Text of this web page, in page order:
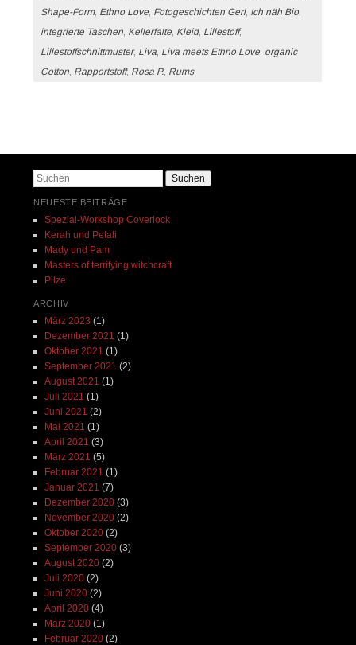
Shape-Form, Ethno Love, Fotogeschichten Gerl, Ich näh Bio,
integrierte Taschen, Kellerfalte, Kleid, Lillestoff,
Lillestoffschnittmuster, Liva, Liva meets Ethno Love, organic
Cotton, Rapportstoff, Rosa P., Rums
Suchen
NEUESTE BEITRÄGE
Spezial-Workshop Coverlock
Kerah und Petali
Mady und Pam
Masters of terrifying witchcraft
Pilze
ARCHIV
März 2023 (1)
Dezember 2021 (1)
Oktober 2021 (1)
September 2021 (2)
August 2021 (1)
Juli 2021 (1)
Juni 2021 (2)
Mai 2021 (1)
April 2021 (3)
März 2021 (5)
Februar 2021 (1)
Januar 2021 (7)
Dezember 2020(3)
November 2020(2)
Oktober 2020(2)
September 2020(3)
August 2020(2)
Juli 2020(2)
Juni 2020(2)
April 2020(4)
März 2020(1)
Februar 2020(2)